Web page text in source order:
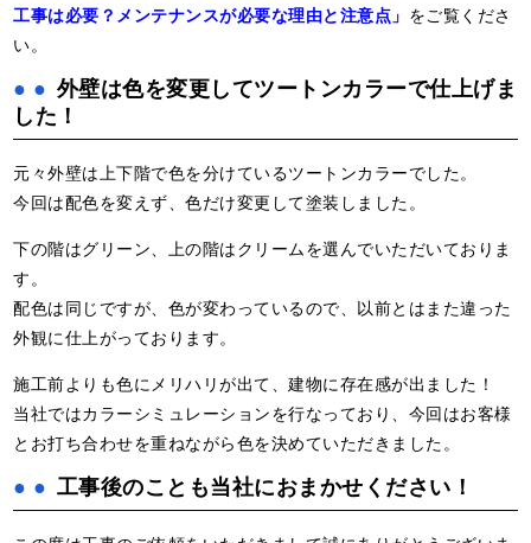
工事は必要？メンテナンスが必要な理由と注意点」 をご覧くださ
い。
外壁は色を変更してツートンカラーで仕上げま
した！
元々外壁は上下階で色を分けているツートンカラーでした。
今回は配色を変えず、色だけ変更して塗装しました。
下の階はグリーン、上の階はクリームを選んでいただいておりま
す。
配色は同じですが、色が変わっているので、以前とはまた違った
外観に仕上がっております。
施工前よりも色にメリハリが出て、建物に存在感が出ました！
当社ではカラーシミュレーションを行なっており、今回はお客様
とお打ち合わせを重ねながら色を決めていただきました。
工事後のことも当社におまかせください！